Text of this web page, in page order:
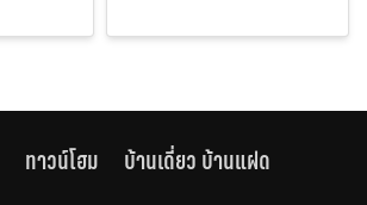
ทาวน์โฮม
บ้านเดี่ยว บ้านแฝด